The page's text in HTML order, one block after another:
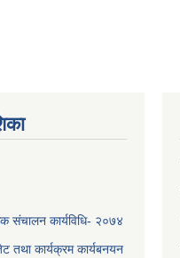
संचालन कार्यविधि- २०७४
तथा कार्यक्रम कार्यबनयन